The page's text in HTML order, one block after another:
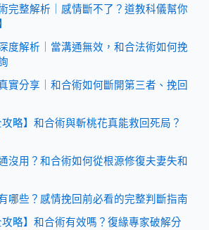
完整解析｜感情斷不了？道教科儀幫你
度解析｜當溝通無效，和合法術如何挽
實分享｜和合術如何斷開第三者、挽回
攻略】和合術與斬桃花真能救回死局？
沒用？和合術如何從根源修復夫妻失和
哪些？感情挽回前必看的完整判斷指南
攻略】和合術有效嗎？復緣專家破解分